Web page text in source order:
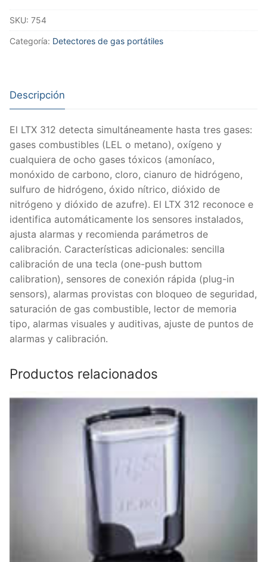
SKU: 754
Categoría: Detectores de gas portátiles
Descripción
El LTX 312 detecta simultáneamente hasta tres gases:
gases combustibles (LEL o metano), oxígeno y
cualquiera de ocho gases tóxicos (amoníaco,
monóxido de carbono, cloro, cianuro de hidrógeno,
sulfuro de hidrógeno, óxido nítrico, dióxido de
nitrógeno y dióxido de azufre). El LTX 312 reconoce e
identifica automáticamente los sensores instalados,
ajusta alarmas y recomienda parámetros de
calibración. Características adicionales: sencilla
calibración de una tecla (one-push buttom
calibration), sensores de conexión rápida (plug-in
sensors), alarmas provistas con bloqueo de seguridad,
saturación de gas combustible, lector de memoria
tipo, alarmas visuales y auditivas, ajuste de puntos de
alarmas y calibración.
Productos relacionados